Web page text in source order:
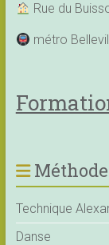
Rue du
métro
Technique
Danse